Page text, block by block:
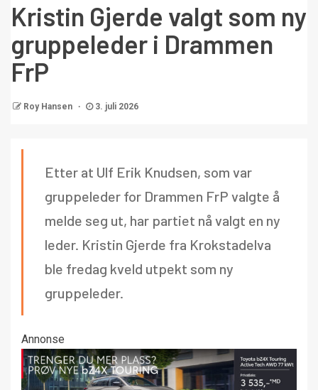
Kristin Gjerde valgt som ny
gruppeleder i Drammen
FrP
Roy Hansen 3. juli 2026
Etter at Ulf Erik Knudsen, som var
gruppeleder for Drammen FrP valgte å
melde seg ut, har partiet nå valgt en ny
leder. Kristin Gjerde fra Krokstadelva
ble fredag kveld utpekt som ny
gruppeleder.
Annonse